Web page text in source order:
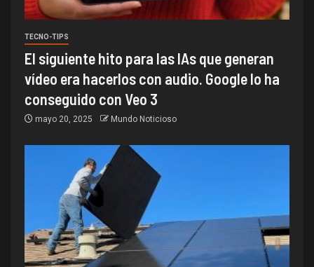
TECNO-TIPS
El siguiente hito para las IAs que generan
vídeo era hacerlos con audio. Google lo ha
conseguido con Veo 3
mayo 20, 2025 Mundo Noticioso